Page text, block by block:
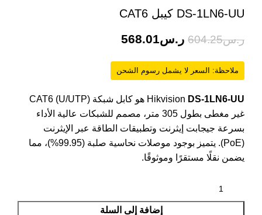
DS-1LN6-UU كيبل CAT6
ر.س604.25 ر.س568.01
ملاحظة: السعر لا يشمل رسوم الشحن
Hikvision DS-1LN6-UU
هو كابل شبكة (U/UTP) CAT6
غير مغطى بطول 305 متر، مصمم للشبكات عالية الأداء
بسرعة جيجابت إيثرنت وتطبيقات الطاقة عبر الإيثرنت
(PoE). يتميز بوجود موصلات نحاسية صلبة (99.95%)، مما
يضمن نقلًا مستقرًا وموثوقًا.
إضافة إلى السلة